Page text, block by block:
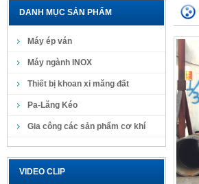
DANH MỤC SẢN PHẨM
Máy ép ván
Máy ngành INOX
Thiết bị khoan xi măng đất
Pa-Lăng Kéo
Gia công các sản phẩm cơ khí
VIDEO CLIP